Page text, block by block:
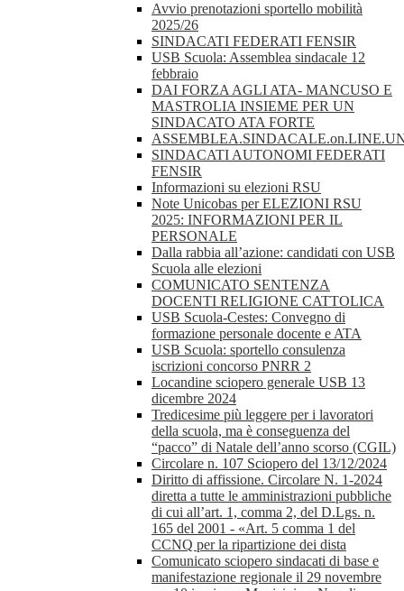
Avvio prenotazioni sportello mobilità
2025/26
SINDACATI FEDERATI FENSIR
USB Scuola: Assemblea sindacale 12
febbraio
DAI FORZA AGLI ATA- MANCUSO E
MASTROLIA INSIEME PER UN
SINDACATO ATA FORTE
SINDACATI AUTONOMI FEDERATI
FENSIR
Informazioni su elezioni RSU
Note Unicobas per ELEZIONI RSU
2025: INFORMAZIONI PER IL
PERSONALE
Dalla rabbia all’azione: candidati con USB
Scuola alle elezioni
COMUNICATO SENTENZA
DOCENTI RELIGIONE CATTOLICA
USB Scuola-Cestes: Convegno di
formazione personale docente e ATA
USB Scuola: sportello consulenza
iscrizioni concorso PNRR 2
Locandine sciopero generale USB 13
dicembre 2024
Tredicesime più leggere per i lavoratori
della scuola, ma è conseguenza del
“pacco” di Natale dell’anno scorso (CGIL)
Circolare n. 107 Sciopero del 13/12/2024
Diritto di affissione. Circolare N. 1-2024
diretta a tutte le amministrazioni pubbliche
di cui all’art. 1, comma 2, del D.Lgs. n.
165 del 2001 - «Art. 5 comma 1 del
CCNQ per la ripartizione dei dista
Comunicato sciopero sindacati di base e
manifestazione regionale il 29 novembre